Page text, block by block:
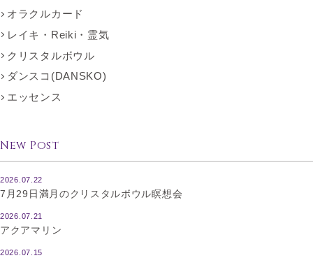
オラクルカード
レイキ・Reiki・霊気
クリスタルボウル
ダンスコ(DANSKO)
エッセンス
New Post
2026.07.22
7月29日満月のクリスタルボウル瞑想会
2026.07.21
アクアマリン
2026.07.15